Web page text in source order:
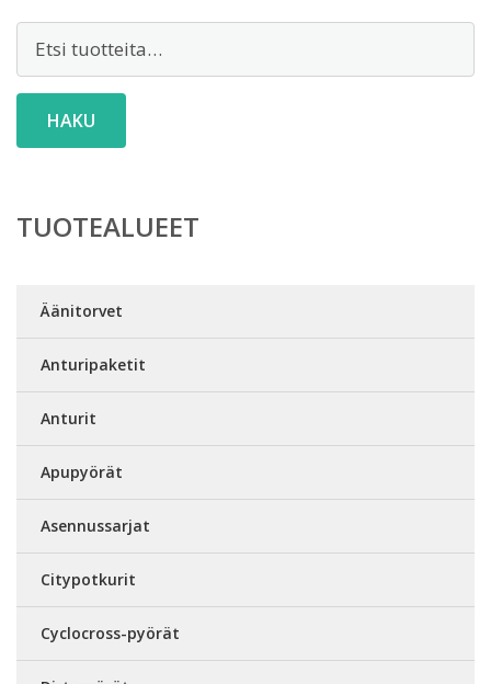
Etsi:
HAKU
TUOTEALUEET
Äänitorvet
Anturipaketit
Anturit
Apupyörät
Asennussarjat
Citypotkurit
Cyclocross-pyörät